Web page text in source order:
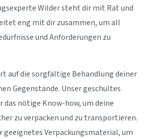
Wilder steht dir mit Rat und
eng mit dir zusammen, um all
und Anforderungen zu
auf die sorgfältige Behandlung deiner
Gegenstände. Unser geschultes
das nötige Know-how, um deine
zu verpacken und zu transportieren.
geeignetes Verpackungsmaterial, um